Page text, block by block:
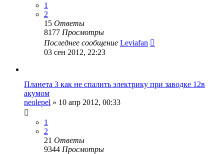
1
2
15 Ответы
8177 Просмотры
Последнее сообщение Leviafan
03 сен 2012, 22:23
Планета 3 как не спалить электрику при заводке 12в
акумом
neolepel » 10 апр 2012, 00:33
1
2
21 Ответы
9344 Просмотры